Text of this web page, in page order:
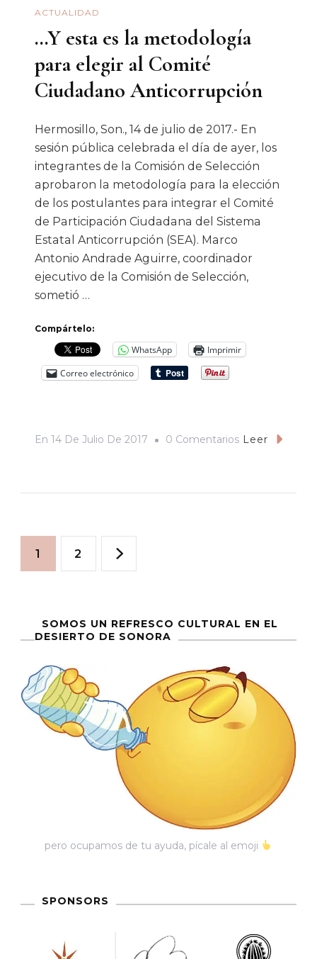
ACTUALIDAD
…Y esta es la metodología
para elegir al Comité
Ciudadano Anticorrupción
Hermosillo, Son., 14 de julio de 2017.- En
sesión pública celebrada el día de ayer, los
integrantes de la Comisión de Selección
aprobaron la metodología para la elección
de los postulantes para integrar el Comité
de Participación Ciudadana del Sistema
Estatal Anticorrupción (SEA). Marco
Antonio Andrade Aguirre, coordinador
ejecutivo de la Comisión de Selección,
sometió …
Compártelo:
WhatsApp
Imprimir
Correo electrónico
En 14 De Julio De 2017 0 ComentariosEn
Al
Comité
Anticorrupción
Leer
Paginación
entradas
Página
1 Página
2
SOMOS UN REFRESCO CULTURAL EN EL
DESIERTO DE SONORA
pero ocupamos de tu ayuda, pícale al emoji
SPONSORS